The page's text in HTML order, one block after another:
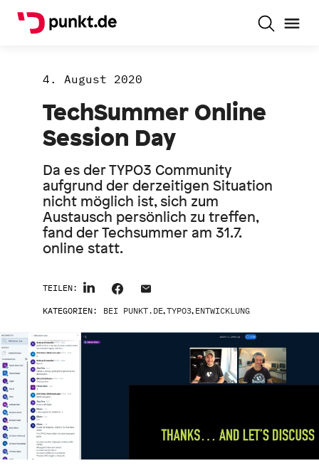
4. August 2020
TechSummer Online
Session Day
Da es der TYPO3 Community
aufgrund der derzeitigen Situation
nicht möglich ist, sich zum
Austausch persönlich zu treffen,
fand der Techsummer am 31.7.
online statt.
TEILEN:
KATEGORIEN: BEI PUNKT.DE,TYPO3, ENTWICKLUNG